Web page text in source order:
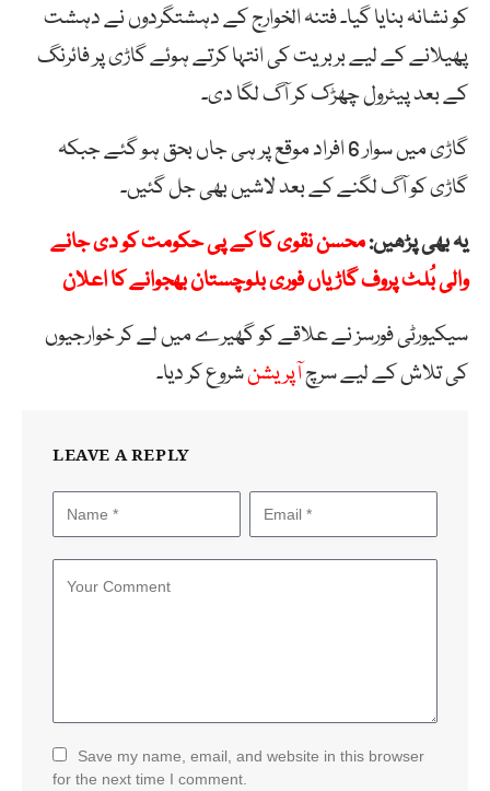
کو نشانہ بنایا گیا۔ فتنہ الخوارج کے دہشتگردوں نے دہشت
پھیلانے کے لیے بربریت کی انتہا کرتے ہوئے گاڑی پر فائرنگ
کے بعد پیٹرول چھڑک کر آگ لگا دی۔
گاڑی میں سوار 6 افراد موقع پر ہی جاں بحق ہو گئے جبکہ
گاڑی کو آگ لگنے کے بعد لاشیں بھی جل گئیں۔
یہ بھی پڑھیں:محسن نقوی کا کے پی حکومت کو دی جانے
والی بُلٹ پروف گاڑیاں فوری بلوچستان بھجوانے کا اعلان
سیکیورٹی فورسز نے علاقے کو گھیرے میں لے کر خوارجیوں
کی تلاش کے لیے سرچآپریشنشروع کر دیا۔
LEAVE A REPLY
Save my name, email, and website in this browser
for the next time I comment.